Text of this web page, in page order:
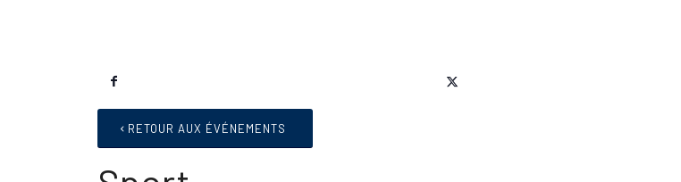
RETOUR AUX ÉVÉNEMENTS